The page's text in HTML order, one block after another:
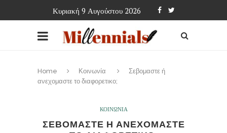
Κυριακή 9 Αυγούστου 2026
Home Κοινωνία
Σεβομαστε ή
ανεχομαστε το διαφορετικο;
ΚΟΙΝΩΝΙΑ
ΣΕΒΟΜΑΣΤΕ Η ΑΝΕΧΟΜΑΣΤΕ